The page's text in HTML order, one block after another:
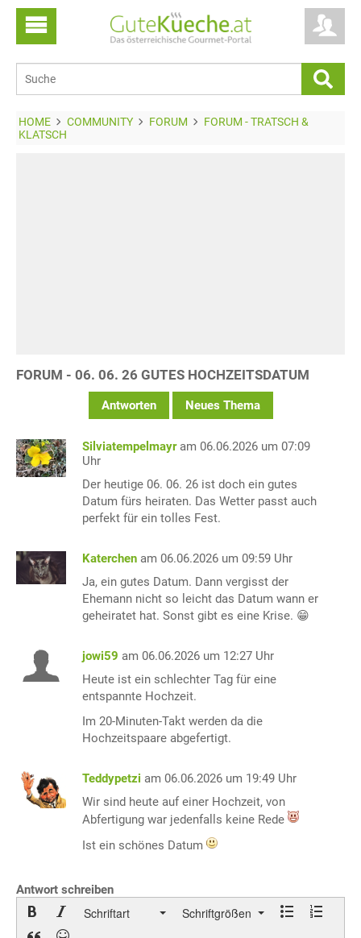
HOME COMMUNITY FORUM
FORUM - TRATSCH &
KLATSCH
FORUM - 06. 06. 26 GUTES HOCHZEITSDATUM
Antworten Neues Thema
Silviatempelmayr am 06.06.2026 um 07:09
Uhr
Der heutige 06. 06. 26 ist doch ein gutes
Datum fürs heiraten. Das Wetter passt auch
perfekt für ein tolles Fest.
Katerchen am 06.06.2026 um 09:59 Uhr
Ja, ein gutes Datum. Dann vergisst der
Ehemann nicht so leicht das Datum wann er
geheiratet hat. Sonst gibt es eine Krise. 😁
jowi59 am 06.06.2026 um 12:27 Uhr
Heute ist ein schlechter Tag für eine
entspannte Hochzeit.
Im 20-Minuten-Takt werden da die
Hochzeitspaare abgefertigt.
Teddypetzi am 06.06.2026 um 19:49 Uhr
Wir sind heute auf einer Hochzeit, von
Abfertigung war jedenfalls keine Rede
Ist ein schönes Datum
Antwort schreiben
Schriftart Schriftgrößen